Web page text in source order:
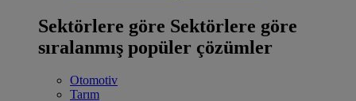
Sektörlere göre Sektörlere göre
sıralanmış popüler çözümler
Otomotiv
Tarım